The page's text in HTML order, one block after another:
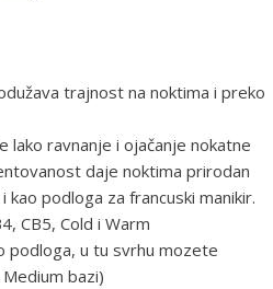
trajnost na noktima i preko
lako ravnanje i ojačanje nokatne
daje noktima prirodan
podloga za francuski manikir.
CB5, Cold i Warm
podloga, u tu svrhu mozete
bazi)